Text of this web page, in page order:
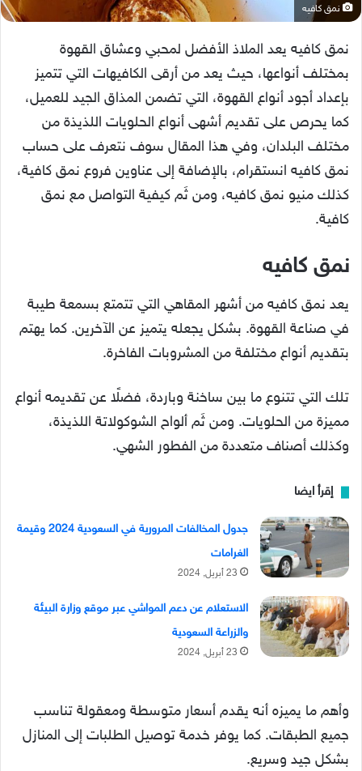
نمق كافيه
نمق كافيه يعد الملاذ الأفضل لمحبي وعشاق القهوة
بمختلف أنواعها، حيث يعد من أرقى الكافيهات التي تتميز
بإعداد أجود أنواع القهوة، التي تضمن المذاق الجيد للعميل،
كما يحرص على تقديم أشهى أنواع الحلويات اللذيذة من
مختلف البلدان، وفي هذا المقال سوف نتعرف على حساب
نمق كافيه انستقرام، بالإضافة إلى عناوين فروع نمق كافية،
كذلك منيو نمق كافيه، ومن ثَم كيفية التواصل مع نمق
كافية.
نمق كافيه
يعد نمق كافيه من أشهر المقاهي التي تتمتع بسمعة طيبة
في صناعة القهوة. بشكل يجعله يتميز عن الآخرين. كما يهتم
بتقديم أنواع مختلفة من المشروبات الفاخرة.
تلك التي تتنوع ما بين ساخنة وباردة، فضلًا عن تقديمه أنواع
مميزة من الحلويات. ومن ثَم ألواح الشوكولاتة اللذيذة،
وكذلك أصناف متعددة من الفطور الشهي.
إقرأ ايضا
جدول المخالفات المرورية في السعودية 2024 وقيمة
الغرامات
23 أبريل, 2024
الاستعلام عن دعم المواشي عبر موقع وزارة البيئة
والزراعة السعودية
23 أبريل, 2024
وأهم ما يميزه أنه يقدم أسعار متوسطة ومعقولة تناسب
جميع الطبقات. كما يوفر خدمة توصيل الطلبات إلى المنازل
بشكل جيد وسريع.